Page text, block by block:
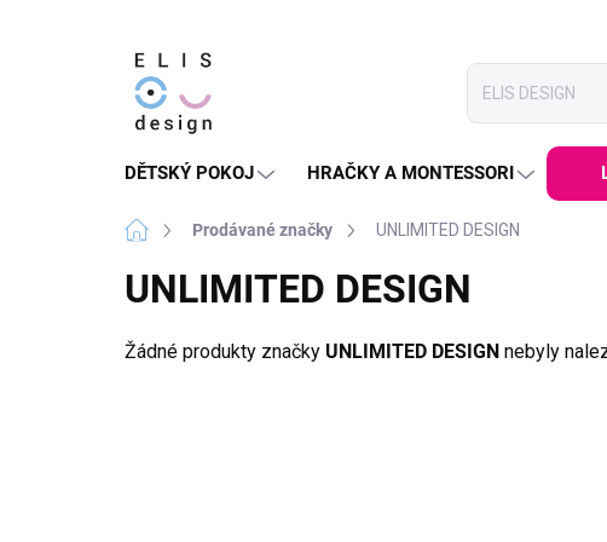
DĚTSKÝ POKOJ HRAČKY A MONTESSORI
Domů Prodávané značky UNLIMITED DESIGN
UNLIMITED DESIGN
Žádné produkty značky UNLIMITED DESIGN nebyly